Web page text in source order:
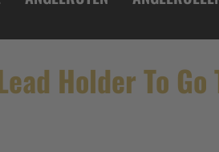
Holder To